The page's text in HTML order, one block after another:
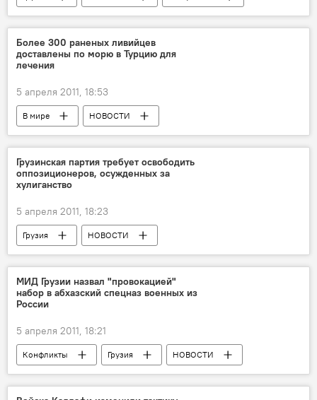
Более 300 раненых ливийцев
доставлены по морю в Турцию для
лечения
5 апреля 2011, 18:53
В мире
НОВОСТИ
Военная операция против Каддафи
Ситуация на Ближнем Востоке
Грузинская партия требует освободить
оппозиционеров, осужденных за
хулиганство
5 апреля 2011, 18:23
Грузия НОВОСТИ
МИД Грузии назвал "провокацией"
набор в абхазский спецназ военных из
России
5 апреля 2011, 18:21
Конфликты Грузия НОВОСТИ